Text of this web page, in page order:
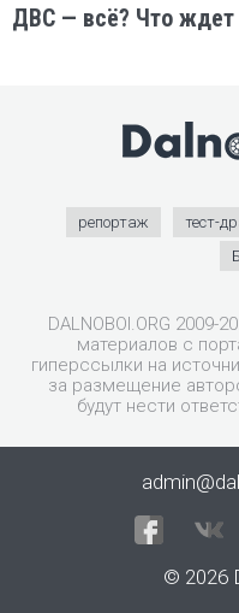
ДВС — всё? Что ждет
репортаж тест-
DALNOBOI.ORG
материалов с
гиперссылки на
за размещение
будут нести
© 2026